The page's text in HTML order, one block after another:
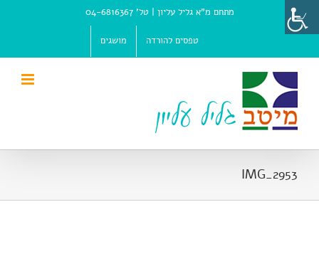
content
מתחם מ"א גליל עליון |טל' 04-6816367
טפסים להורדה מושגים
IMG_2953